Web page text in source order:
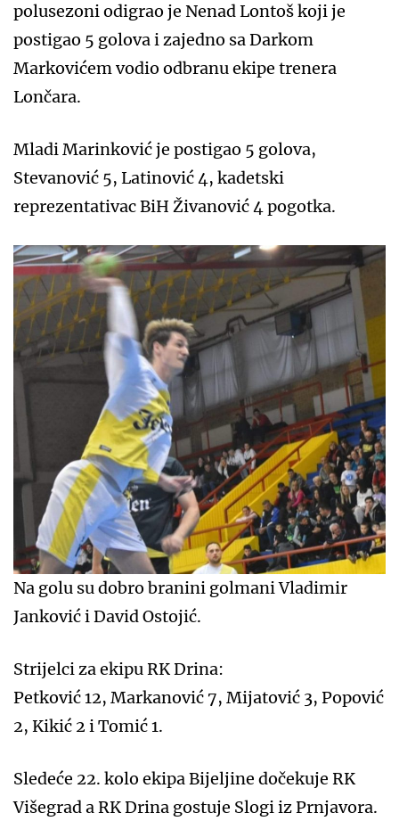
polusezoni odigrao je Nenad Lontoš koji je
postigao 5 golova i zajedno sa Darkom
Markovićem vodio odbranu ekipe trenera
Lončara.
Mladi Marinković je postigao 5 golova,
Stevanović 5, Latinović 4, kadetski
reprezentativac BiH Živanović 4 pogotka.
Na golu su dobro branini golmani Vladimir
Janković i David Ostojić.
Strijelci za ekipu RK Drina:
Petković 12, Markanović 7, Mijatović 3, Popović
2, Kikić 2 i Tomić 1.
Sledeće 22. kolo ekipa Bijeljine dočekuje RK
Višegrad a RK Drina gostuje Slogi iz Prnjavora.